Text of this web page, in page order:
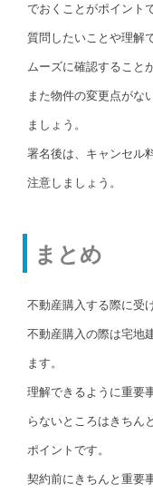
でおくことがポイント
質問したいことや理解
ムーズに確認すること
また物件の変更点がな
ましょう。
署名後は、キャンセル
注意しましょう。
まとめ
不動産購入する際に受
不動産購入の際は宅地
ます。
理解できるように重要
らないところはきちん
ポイントです。
契約前にきちんと重要